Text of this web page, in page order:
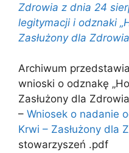
Zdrowia z dnia 24
legitymacji i odznaki
Zasłużony dla
Archiwum
wnioski o odznakę
Zasłużony dla
– Wniosek o nadanie
Krwi – Zasłużony dla
stowarzyszeń .pdf